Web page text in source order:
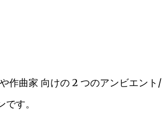
作曲家 向けの 2 つのアンビエント/
す。